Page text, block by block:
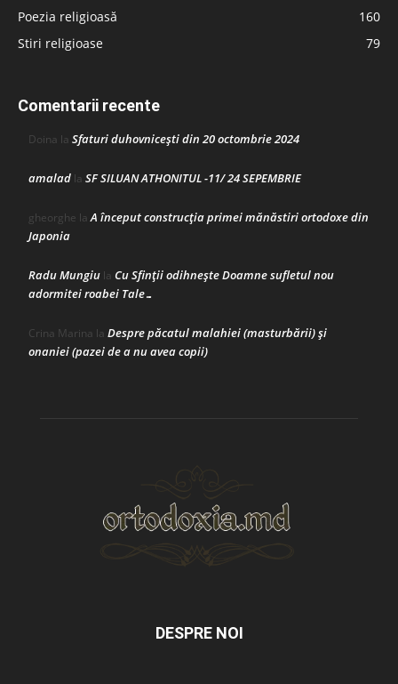
Poezia religioasă
160
Stiri religioase
79
Comentarii recente
Doina la Sfaturi duhovnicești din 20 octombrie 2024
amalad la SF SILUAN ATHONITUL -11/ 24 SEPEMBRIE
gheorghe laA început construcţia primei mănăstiri ortodoxe din
Japonia
Radu Mungiu la Cu Sfinții odihnește Doamne sufletul nou
adormitei roabei Tale…
Crina Marina la Despre păcatul malahiei (masturbării) şi
onaniei (pazei de a nu avea copii)
DESPRE NOI